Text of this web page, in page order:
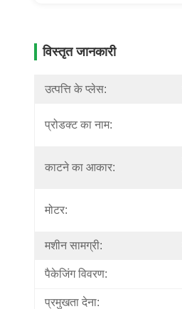
विस्तृत जानकारी
उत्पत्ति के प्लेस:
प्रोडक्ट का नाम:
काटने का आकार:
मोटर:
मशीन सामग्री:
पैकेजिंग विवरण:
प्रमुखता देना: